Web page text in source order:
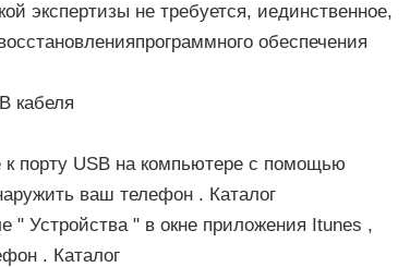
экспертизы не требуется, иединственное,
обеспечения
кабеля
порту USB на компьютере с помощью
ваш телефон . Каталог
" Устройства " в окне приложения Itunes ,
. Каталог